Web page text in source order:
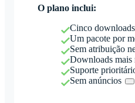
O plano inclui:
Cinco
Um pacote por
Sem atribuição
Downloads mais
Suporte
Sem anúncios